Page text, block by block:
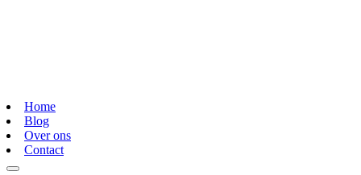
Home
Blog
Over ons
Contact